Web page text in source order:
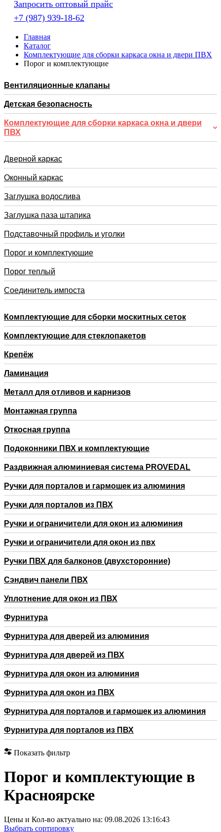
Запросить оптовый прайс
+7 (987) 939-18-62
Главная
Каталог
Комплектующие для сборки каркаса окна и двери ПВХ
Порог и комплектующие
Вентиляционные клапаны
Детская безопасность
Комплектующие для сборки каркаса окна и двери
ПВХ
Дверной каркас
Оконный каркас
Заглушка водослива
Заглушка паза штапика
Подставочный профиль и уголки
Порог и комплектующие
Порог теплый
Соединитель импоста
Комплектующие для сборки москитных сеток
Комплектующие для стеклопакетов
Крепёж
Ламинация
Металл для отливов и карнизов
Монтажная группа
Откосная группа
Подоконники ПВХ и комплектующие
Раздвижная алюминиевая система PROVEDAL
Ручки для порталов и гармошек из алюминия
Ручки для порталов из ПВХ
Ручки и ограничители для окон из алюминия
Ручки и ограничители для окон из пвх
Ручки ПВХ для балконов (двухсторонние)
Сэндвич панели ПВХ
Уплотнение для окон из ПВХ
Фурнитура
Фурнитура для дверей из алюминия
Фурнитура для дверей из ПВХ
Фурнитура для окон из алюминия
Фурнитура для окон из ПВХ
Фурнитура для порталов и гармошек из алюминия
Фурнитура для порталов из ПВХ
Показать фильтр
Порог и комплектующие в
Красноярске
Цены и Кол-во актуально на: 09.08.2026 13:16:43
Выбрать сортировку